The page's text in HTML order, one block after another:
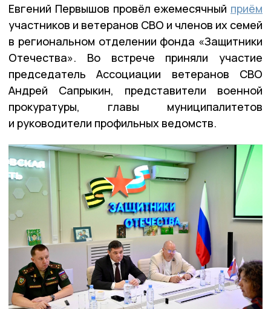
Евгений Первышов провёл ежемесячный приём
участников и ветеранов СВО и членов их семей
в региональном отделении фонда «Защитники
Отечества». Во встрече приняли участие
председатель Ассоциации ветеранов СВО
Андрей Сапрыкин, представители военной
прокуратуры, главы муниципалитетов
и руководители профильных ведомств.